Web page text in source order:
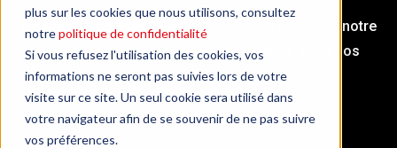
plus sur les cookies que nous utilisons, consultez
notrepolitique de confidentialité
Si vous refusez l'utilisation des cookies, vos
informations ne seront pas suivies lors de votre
visite sur ce site. Un seul cookie sera utilisé dans
votre navigateur afin de se souvenir de ne pas suivre
vos préférences.
Nos racines solides sont le fondement même de notre
développement qui favorise la synergie entre nos
différentes cultures